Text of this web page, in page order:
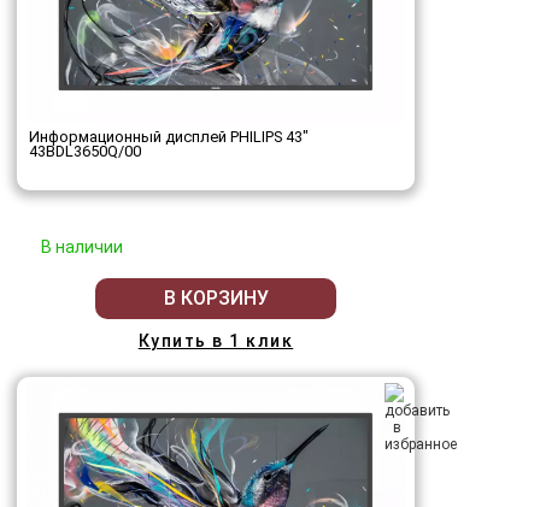
Информационный дисплей PHILIPS 43"
43BDL3650Q/00
В наличии
В КОРЗИНУ
Купить в 1 клик